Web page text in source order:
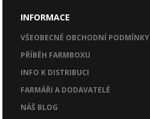
INFORMACE
VŠEOBECNÉ OBCHODNÍ PODMÍNKY
PŘÍBĚH FARMBOXU
INFO K DISTRIBUCI
FARMÁŘI A DODAVATELÉ
NÁŠ BLOG